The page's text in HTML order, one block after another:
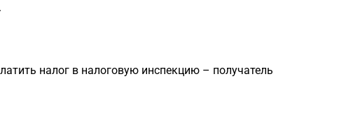
налог в налоговую инспекцию – получатель